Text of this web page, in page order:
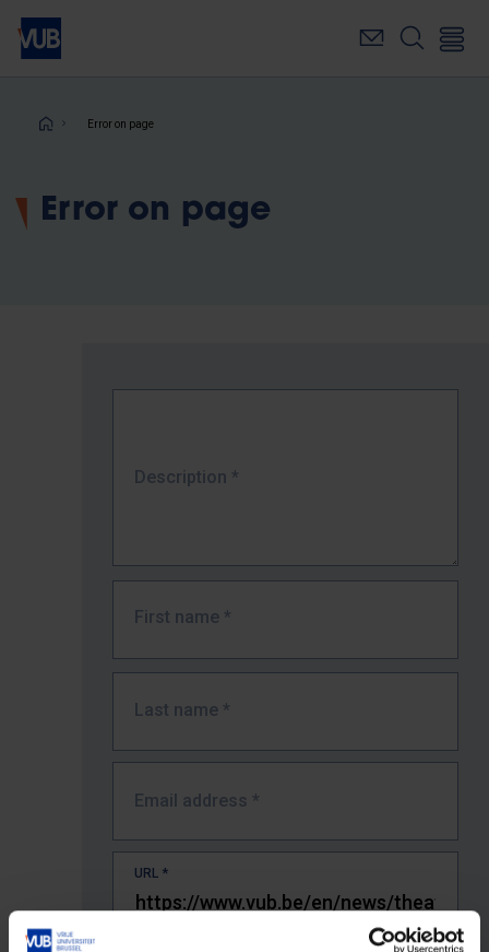
Skip
main
Breadcrumb
Error on page
Error on page
Description *
First name *
Last name *
Email address *
URL *
The full URL of the page where you encountered the error.